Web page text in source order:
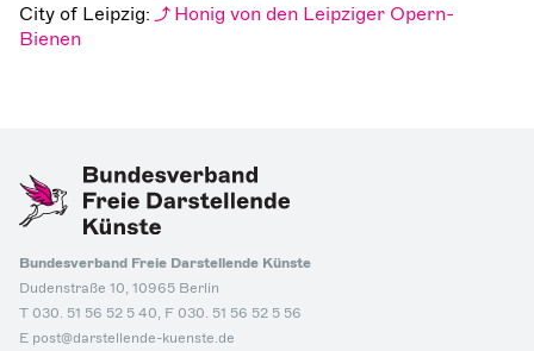
City of Leipzig:
Honig von den Leipziger Opern-
Bienen
Bundesverband Freie Darstellende Künste
Dudenstraße 10, 10965 Berlin
T 030. 51 56 52 5 40, F 030. 51 56 52 5 56
E post@darstellende-kuenste.de